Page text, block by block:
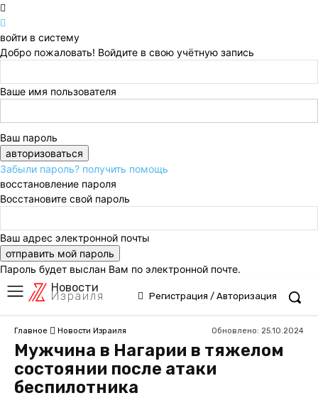
войти в систему
Добро пожаловать! Войдите в свою учётную запись
Ваше имя пользователя
Ваш пароль
Забыли пароль? получить помощь
восстановление пароля
Восстановите свой пароль
Ваш адрес электронной почты
Пароль будет выслан Вам по электронной почте.
Новости
Израиля Регистрация / Авторизация
Главное Новости Израиля Обновлено: 25.10.2024
Мужчина в Нагарии в тяжелом
состоянии после атаки
беспилотника